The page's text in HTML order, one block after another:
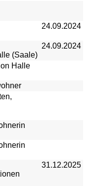
24.09.2024
(Saale)
24.09.2024
Halle
31.12.2025